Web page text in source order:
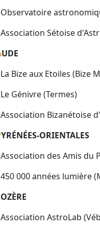
Observatoire
Association Sétoise
AUDE
La Bize aux Etoiles (Bize
Le Génivre (Termes)
Association Bizanétoise
PYRÉNÉES-ORIENTALES
Association des Amis du
450 000 années lumière
LOZÈRE
Association AstroLab